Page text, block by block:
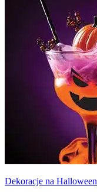
Dekoracje na Halloween